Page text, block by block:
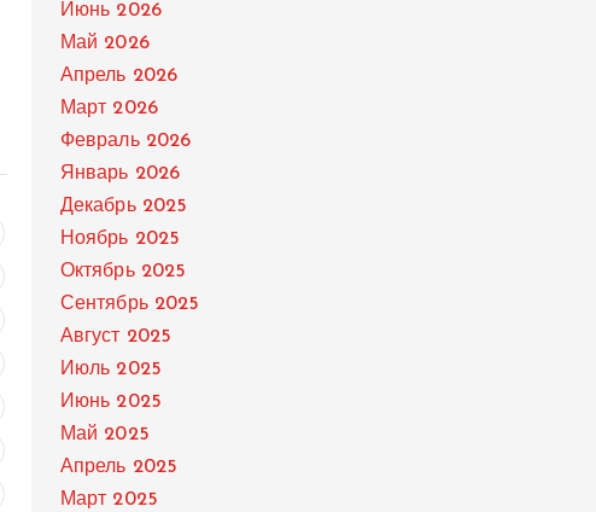
Июнь 2026
Май 2026
Апрель 2026
Март 2026
Февраль 2026
Январь 2026
Декабрь 2025
Ноябрь 2025
Октябрь 2025
Сентябрь 2025
Август 2025
Июль 2025
Июнь 2025
Май 2025
Апрель 2025
Март 2025